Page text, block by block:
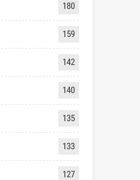
180
159
142
140
135
133
127